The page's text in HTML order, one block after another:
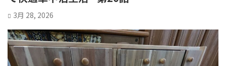
3月 28, 2026